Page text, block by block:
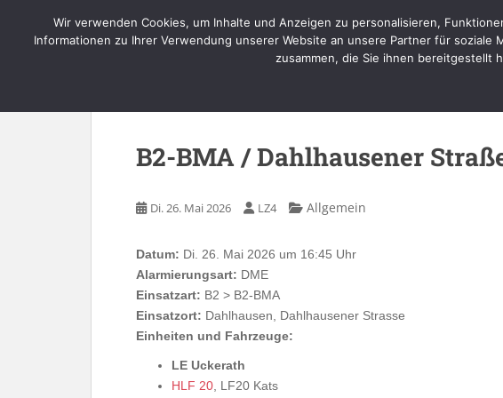
WIR ÜBER UNS
B2-BMA / Dahlhausener
Di. 26. Mai 2026 LZ4 Allgemein
Datum: Di. 26. Mai 2026 um 16:45 Uhr
Alarmierungsart: DME
Einsatzart: B2 > B2-BMA
Einsatzort: Dahlhausen, Dahlhausener Strasse
Einheiten und Fahrzeuge:
LE Uckerath
HLF 20 , LF20 Kats
Wir verwenden Cookies, um Inhalte und Anzeigen zu personalisieren,
Informationen zu Ihrer Verwendung unserer Website an unsere Partner für
zusammen, die Sie ihnen bereitgestellt